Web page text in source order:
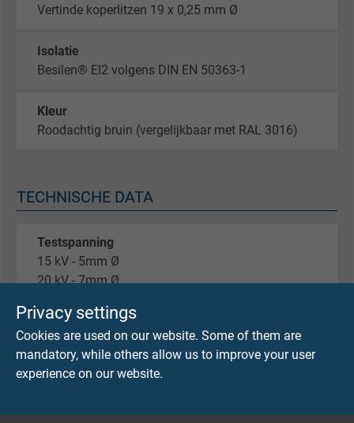
Privacy settings
Cookies are used on our website. Some of them are
mandatory, while others allow us to improve your user
experience on our website.
Vertinde koperlitzen 19 x 0,25 mm Ø
Isolatie
Besilen® EI2 volgens DIN EN 50363-1
Kleur
Roodachtig bruin (vergelijkbaar met RAL 3016)
TECHNISCHE DATA
Testspanning
15 kV - 5mm Ø
20 kV - 7mm Ø
Min. buigradius
7,5 x d
Stralingsweerstand